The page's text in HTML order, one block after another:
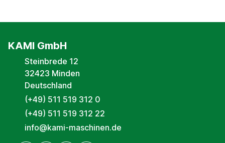
KAMI GmbH
Steinbrede 12
32423 Minden
Deutschland
(+49) 511 519 312 0
(+49) 511 519 312 22
info@kami-maschinen.de